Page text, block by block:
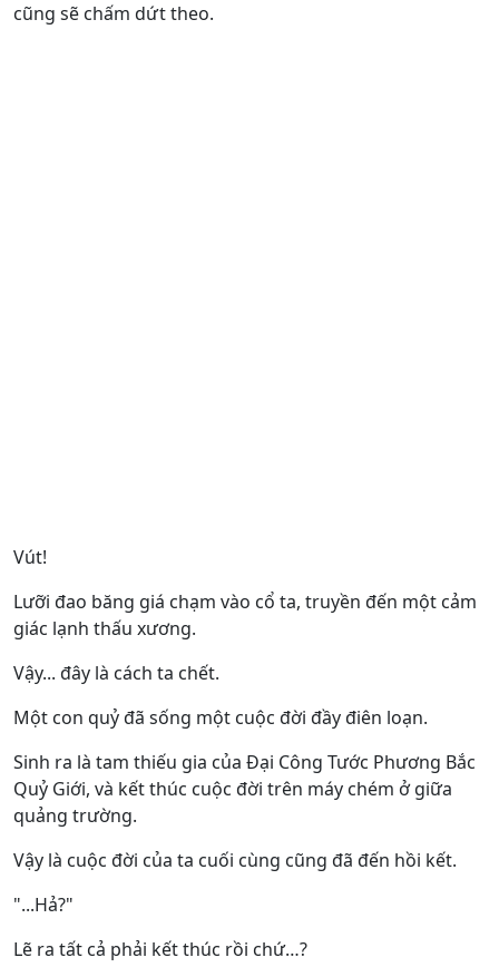
cũng sẽ chấm dứt theo.
Vút!
Lưỡi đao băng giá chạm vào cổ ta, truyền đến một cảm
giác lạnh thấu xương.
Vậy... đây là cách ta chết.
Một con quỷ đã sống một cuộc đời đầy điên loạn.
Sinh ra là tam thiếu gia của Đại Công Tước Phương Bắc
Quỷ Giới, và kết thúc cuộc đời trên máy chém ở giữa
quảng trường.
Vậy là cuộc đời của ta cuối cùng cũng đã đến hồi kết.
"...Hả?"
Lẽ ra tất cả phải kết thúc rồi chứ…?